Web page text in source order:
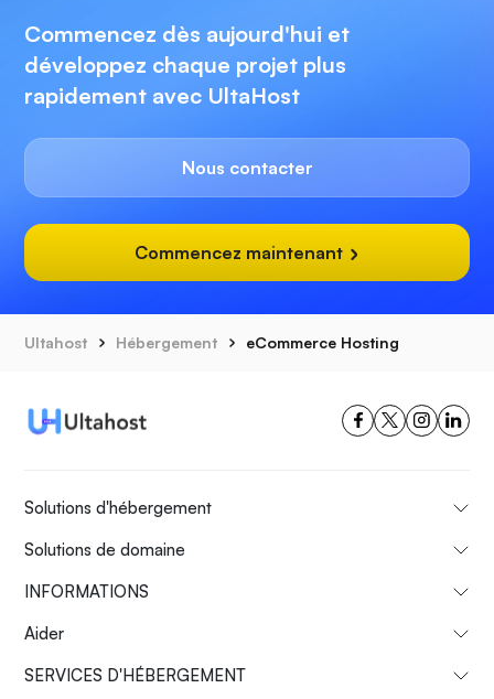
Commencez dès aujourd'hui et
développez chaque projet plus
rapidement avec UltaHost
Nous contacter
Commencez maintenant
Ultahost Hébergement eCommerce Hosting
Solutions d'hébergement
Solutions de domaine
INFORMATIONS
Aider
SERVICES D'HÉBERGEMENT